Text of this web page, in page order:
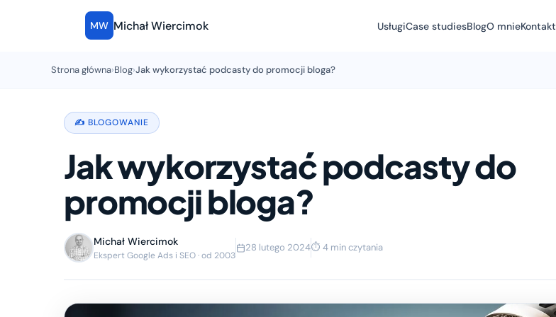
MW Michał Wiercimok UsługiCase studiesBlogO mnieKontakt
Strona główna›Blog›Jak wykorzystać podcasty do promocji bloga?
✍️ BLOGOWANIE
Jak wykorzystać podcasty do
promocji bloga?
Michał Wiercimok
Ekspert Google Ads i SEO · od 2003
28 lutego 2024⏱ 4 min czytania